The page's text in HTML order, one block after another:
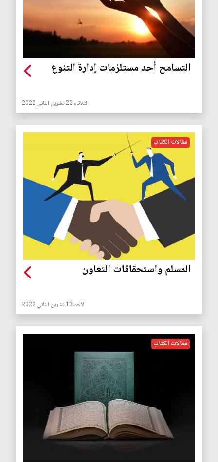
التسامح أحد مستلزمات إدارة التنوع
الثلاثاء 22 تشرين الثاني 2022
مقالات الكتاب
المسلم واستحقاقات التعاون
الأحد 13 تشرين الثاني 2022
مقالات الكتاب